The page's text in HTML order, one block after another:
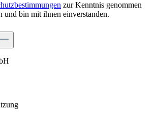
zur Kenntnis genommen
und bin mit ihnen einverstanden.